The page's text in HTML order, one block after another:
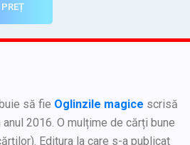
să fie Oglinzile magice scrisă
anul 2016. O mulțime de cărți bune
Editura la care s-a publicat